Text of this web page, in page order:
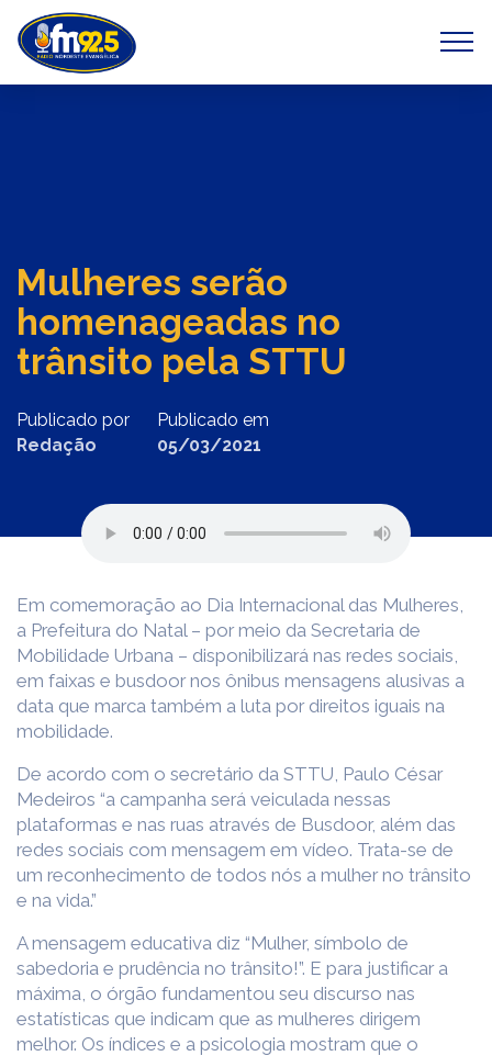
Previous Next
Mulheres serão
homenageadas no
trânsito pela STTU
Publicado por
Redação
Publicado em
05/03/2021
Em comemoração ao Dia Internacional das Mulheres,
a Prefeitura do Natal – por meio da Secretaria de
Mobilidade Urbana – disponibilizará nas redes sociais,
em faixas e busdoor nos ônibus mensagens alusivas a
data que marca também a luta por direitos iguais na
mobilidade.
De acordo com o secretário da STTU, Paulo César
Medeiros “a campanha será veiculada nessas
plataformas e nas ruas através de Busdoor, além das
redes sociais com mensagem em vídeo. Trata-se de
um reconhecimento de todos nós a mulher no trânsito
e na vida.”
A mensagem educativa diz “Mulher, símbolo de
sabedoria e prudência no trânsito!”. E para justificar a
máxima, o órgão fundamentou seu discurso nas
estatísticas que indicam que as mulheres dirigem
melhor. Os índices e a psicologia mostram que o